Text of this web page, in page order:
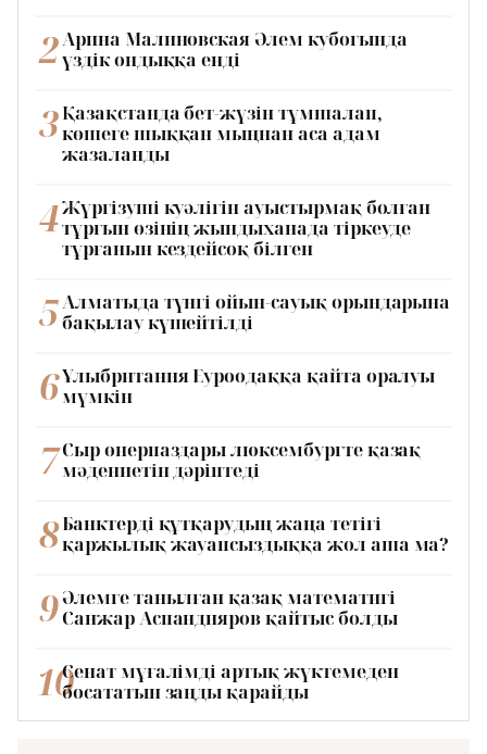
2Арина Малиновская Әлем кубогында
үздік ондыққа енді
3 Қазақстанда бет-жүзін тұмшалап,
көшеге шыққан мыңнан аса адам
жазаланды
4Жүргізуші куәлігін ауыстырмақ болған
тұрғын өзінің жындыханада тіркеуде
тұрғанын кездейсоқ білген
5Алматыда түнгі ойын-сауық орындарына
бақылау күшейтілді
6Ұлыбритания Еуроодаққа қайта оралуы
мүмкін
7 Сыр өнерпаздары люксембургте қазақ
мәдениетін дәріптеді
8 Банктерді құтқарудың жаңа тетігі
қаржылық жауапсыздыққа жол аша ма?
9 Әлемге танылған қазақ математигі
Санжар Аспандияров қайтыс болды
10Сенат мұғалімді артық жүктемеден
босататын заңды қарайды